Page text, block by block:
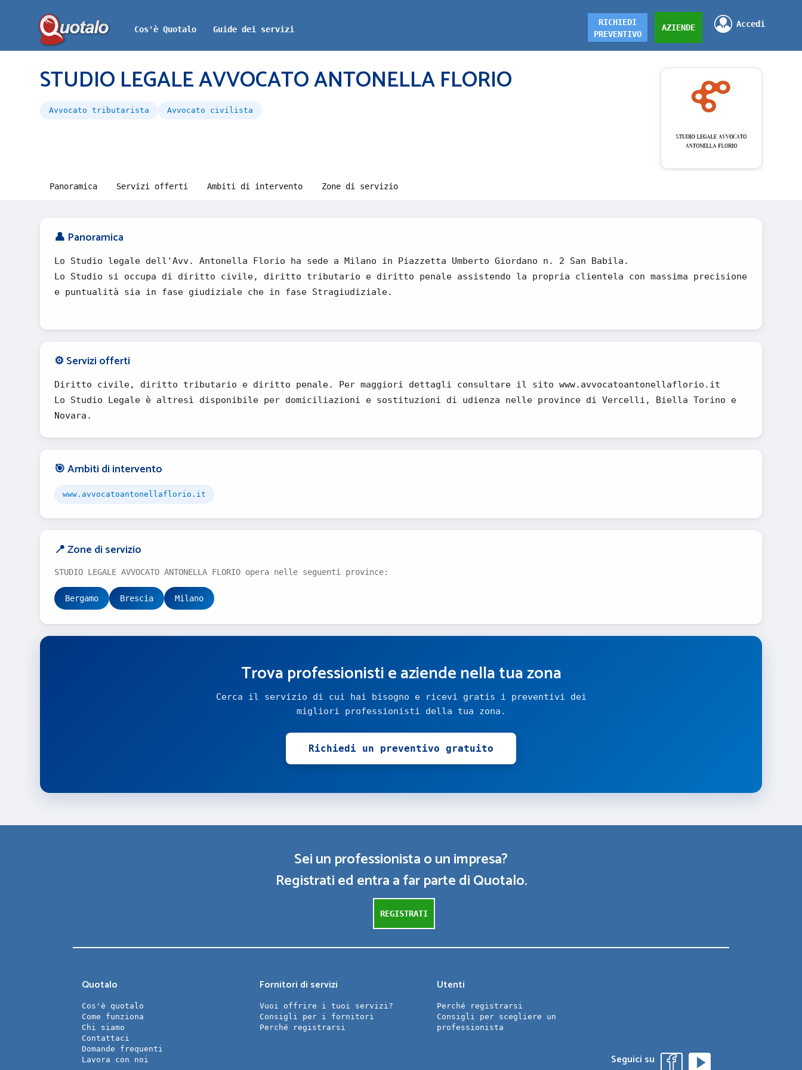
Cos'è Quotalo Guide dei servizi
Accedi
AZIENDE
RICHIEDI
PREVENTIVO
STUDIO LEGALE AVVOCATO ANTONELLA FLORIO
Avvocato tributarista Avvocato civilista
Panoramica Servizi offerti Ambiti di intervento Zone di servizio
👤 Panoramica
Lo Studio legale dell'Avv. Antonella Florio ha sede a Milano in Piazzetta Umberto Giordano n. 2 San Babila.
Lo Studio si occupa di diritto civile, diritto tributario e diritto penale assistendo la propria clientela con massima precisione
e puntualità sia in fase giudiziale che in fase Stragiudiziale.
⚙️ Servizi offerti
Diritto civile, diritto tributario e diritto penale. Per maggiori dettagli consultare il sito www.avvocatoantonellaflorio.it
Lo Studio Legale è altresì disponibile per domiciliazioni e sostituzioni di udienza nelle province di Vercelli, Biella Torino e
Novara.
🎯 Ambiti di intervento
www.avvocatoantonellaflorio.it
📍 Zone di servizio
STUDIO LEGALE AVVOCATO ANTONELLA FLORIO opera nelle seguenti province:
Bergamo Brescia Milano
Trova professionisti e aziende nella tua zona
Cerca il servizio di cui hai bisogno e ricevi gratis i preventivi dei
migliori professionisti della tua zona.
Richiedi un preventivo gratuito
Sei un professionista o un impresa?
Registrati ed entra a far parte di Quotalo.
REGISTRATI
Quotalo
Cos'è quotalo
Come funziona
Chi siamo
Contattaci
Domande frequenti
Lavora con noi
Fornitori di servizi
Vuoi offrire i tuoi servizi?
Consigli per i fornitori
Perché registrarsi
Utenti
Perché registrarsi
Consigli per scegliere un
professionista
Seguici su